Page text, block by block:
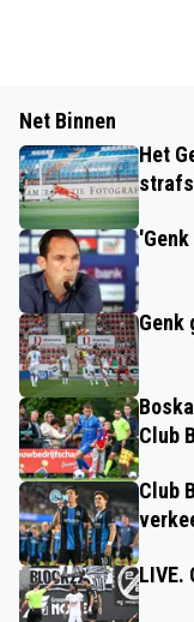
Net Binnen
Het
Genk
Club
Club
LIVE.